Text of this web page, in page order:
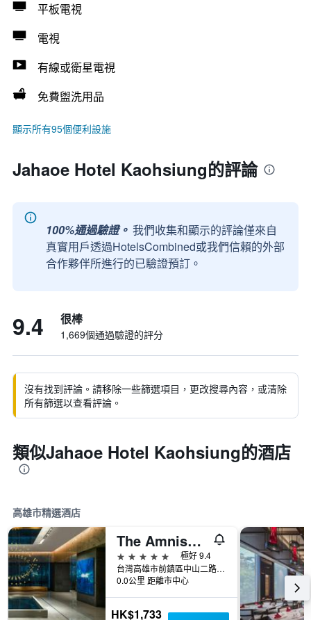
平板電視
電視
有線或衛星電視
免費盥洗用品
顯示所有95個便利設施
Jahaoe Hotel Kaohsiung的評論
100%通過驗證。 我們收集和顯示的評論僅來自
真實用戶透過HotelsCombined或我們信賴的外部
合作夥伴所進行的已驗證預訂。
9.4 很棒
1,669個通過驗證的評分
沒有找到評論。請移除一些篩選項目，更改搜尋內容，或清除
所有篩選以查看評論。
類似Jahaoe Hotel Kaohsiung的酒店
高雄市精選酒店
The Amnis然一酒店
5星級
極好 9.4
台灣高雄市前鎮區中山二路199號
0.0公里 距離市中心
HK$1,733